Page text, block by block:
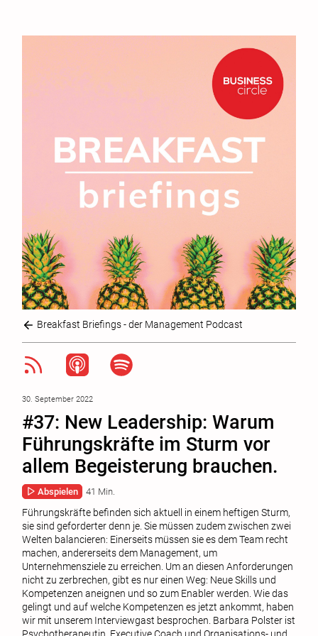
Breakfast Briefings - der Management Podcast
30. September 2022
#37: New Leadership: Warum
Führungskräfte im Sturm vor
allem Begeisterung brauchen.
Abspielen 41 Min.
Führungskräfte befinden sich aktuell in einem heftigen Sturm,
sie sind geforderter denn je. Sie müssen zudem zwischen zwei
Welten balancieren: Einerseits müssen sie es dem Team recht
machen, andererseits dem Management, um
Unternehmensziele zu erreichen. Um an diesen Anforderungen
nicht zu zerbrechen, gibt es nur einen Weg: Neue Skills und
Kompetenzen aneignen und so zum Enabler werden. Wie das
gelingt und auf welche Kompetenzen es jetzt ankommt, haben
wir mit unserem Interviewgast besprochen. Barbara Polster ist
Psychotherapeutin, Executive Coach und Organisations- und